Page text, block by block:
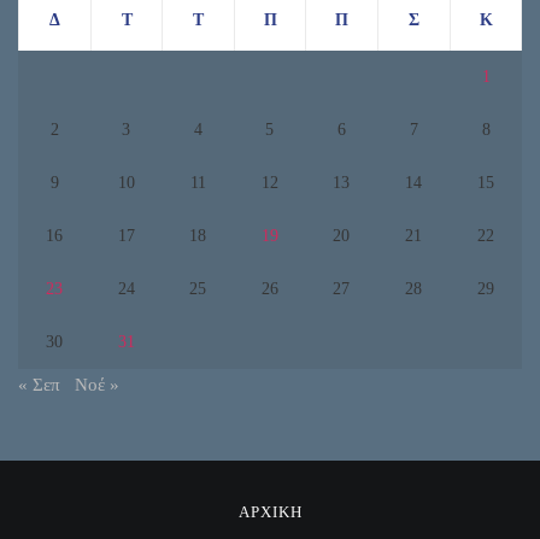
Δ Τ Τ Π Π Σ Κ
1
2 3 4 5 6 7 8
9 10 11 12 13 14 15
16 17 18 19 20 21 22
23 24 25 26 27 28 29
30 31
« Σεπ Νοέ »
ΑΡΧΙΚΗ